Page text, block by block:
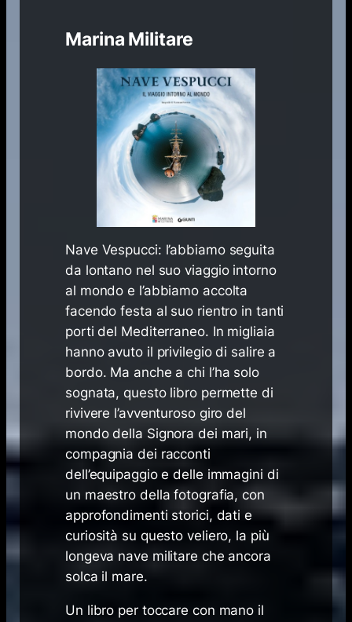
Marina Militare
Nave Vespucci: l’abbiamo seguita
da lontano nel suo viaggio intorno
al mondo e l’abbiamo accolta
facendo festa al suo rientro in tanti
porti del Mediterraneo. In migliaia
hanno avuto il privilegio di salire a
bordo. Ma anche a chi l’ha solo
sognata, questo libro permette di
rivivere l’avventuroso giro del
mondo della Signora dei mari, in
compagnia dei racconti
dell’equipaggio e delle immagini di
un maestro della fotografia, con
approfondimenti storici, dati e
curiosità su questo veliero, la più
longeva nave militare che ancora
solca il mare.
Un libro per toccare con mano il